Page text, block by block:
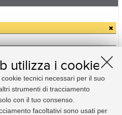
utilizza i cookie
tecnici necessari per il suo
strumenti di tracciamento
con il tuo consenso.
facoltativi sono usati per